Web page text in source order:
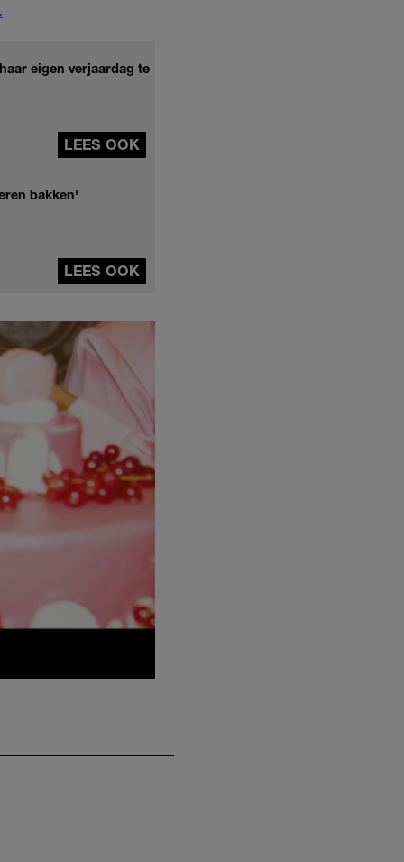
eigen verjaardag te
LEES OOK
bakken'
LEES OOK